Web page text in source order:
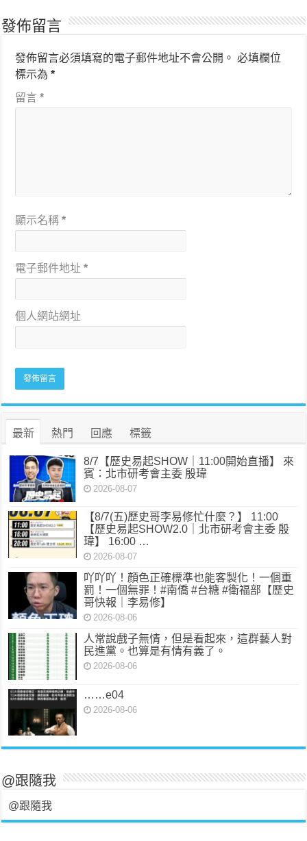
發佈留言
發佈留言必須填寫的電子郵件地址不會公開。 必填欄位
標示為*
留言*
顯示名稱*
電子郵件地址*
個人網站網址
最新 熱門 回應 標籤
8/7【歷史易起SHOW｜11:00開始直播】 來
賓：北市研考會主委 殷瑋
2026-08-07
【8/7(五)歷史哥李易修忙什麼？】 11:00
【歷史易起SHOW2.0｜北市研考會主委 殷
瑋】 16:00 …
2026-08-07
吖吖吖！顏色正確標準也能客製化！一個重
罰！一個無罪！#南僑 #台糖 #衛福部【歷史
哥快報｜李易修】
2026-08-06
人常說戲子無情，但是看起來，這群藝人對
民進黨。也算是有情有義了。
2026-08-06
……e04
2026-08-06
@跟隨我
@跟隨我